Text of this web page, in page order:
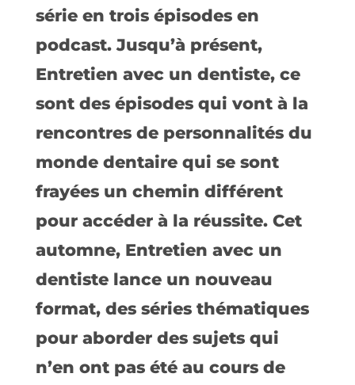
série en trois épisodes en
podcast. Jusqu’à présent,
Entretien avec un dentiste, ce
sont des épisodes qui vont à la
rencontres de personnalités du
monde dentaire qui se sont
frayées un chemin différent
pour accéder à la réussite. Cet
automne, Entretien avec un
dentiste lance un nouveau
format, des séries thématiques
pour aborder des sujets qui
n’en ont pas été au cours de